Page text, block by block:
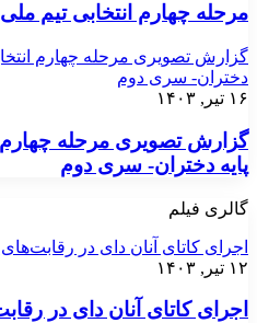
مرحله چهارم انتخابی تیم
گزارش تصویری مرحله چهارم
دختران- سری دوم
۱۶ تیر, ۱۴۰۳
گزارش تصویری مرحله چهارم
پایه دختران- سری دوم
گالری فیلم
اجرای کاتای آنان دای در رقابت‌های
۱۲ تیر, ۱۴۰۳
اجرای کاتای آنان دای در